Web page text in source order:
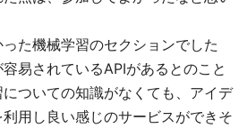
た機械学習のセクションでした
易されているAPIがあるとのこと
ついての知識がなくても、アイデ
用し良い感じのサービスができそ